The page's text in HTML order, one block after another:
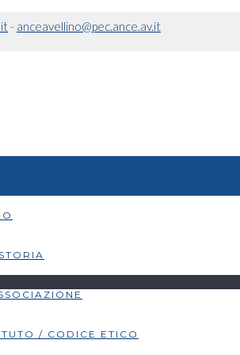
- anceavellino@pec.ance.av.it
/ CODICE ETICO